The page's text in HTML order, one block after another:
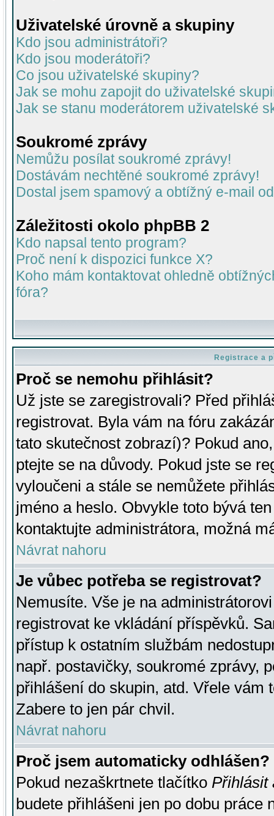
Uživatelské úrovně a skupiny
Kdo jsou administrátoři?
Kdo jsou moderátoři?
Co jsou uživatelské skupiny?
Jak se mohu zapojit do uživatelské
Jak se stanu moderátorem uživatelské
Soukromé zprávy
Nemůžu posílat soukromé zprávy!
Dostávám nechtěné soukromé zprávy!
Dostal jsem spamový a obtížný e-mail
Záležitosti okolo phpBB 2
Kdo napsal tento program?
Proč není k dispozici funkce X?
Koho mám kontaktovat ohledně
fóra?
Registrace a
Proč se nemohu přihlásit?
Už jste se zaregistrovali? Před
registrovat. Byla vám na fóru
tato skutečnost zobrazí)? Pokud
ptejte se na důvody. Pokud jste se
vyloučeni a stále se nemůžete
jméno a heslo. Obvykle toto bývá
kontaktujte administrátora, možná
Návrat nahoru
Je vůbec potřeba se registrovat?
Nemusíte. Vše je na
registrovat ke vkládání příspěvků.
přístup k ostatním službám
např. postavičky, soukromé zprávy,
přihlášení do skupin, atd. Vřele vám
Zabere to jen pár chvil.
Návrat nahoru
Proč jsem automaticky odhlášen?
Pokud nezaškrtnete tlačítko Přihlásit
budete přihlášeni jen po dobu práce